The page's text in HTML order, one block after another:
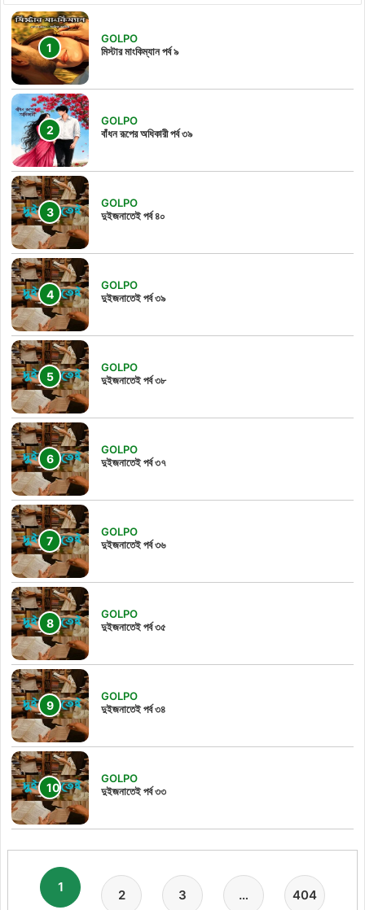
GOLPO
মিস্টার মাংকিম্যান পর্ব ৯
GOLPO
বাঁধন রূপের অধিকারী পর্ব ৩৯
GOLPO
দুইজনাতেই পর্ব ৪০
GOLPO
দুইজনাতেই পর্ব ৩৯
GOLPO
দুইজনাতেই পর্ব ৩৮
GOLPO
দুইজনাতেই পর্ব ৩৭
GOLPO
দুইজনাতেই পর্ব ৩৬
GOLPO
দুইজনাতেই পর্ব ৩৫
GOLPO
দুইজনাতেই পর্ব ৩৪
GOLPO
দুইজনাতেই পর্ব ৩৩
1
2 3 … 404